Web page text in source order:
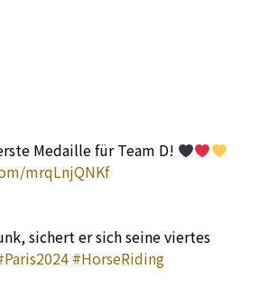
Medaille für Team D!
mrqLnjQNKf
sichert er sich seine viertes
#HorseRiding